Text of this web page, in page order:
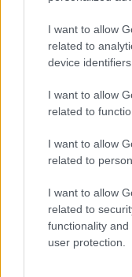
I want to allow
related to
device identifiers
I want to allow
related to
I want to allow
related to
I want to allow
related to
functionality
user protection.
futott, mint én –